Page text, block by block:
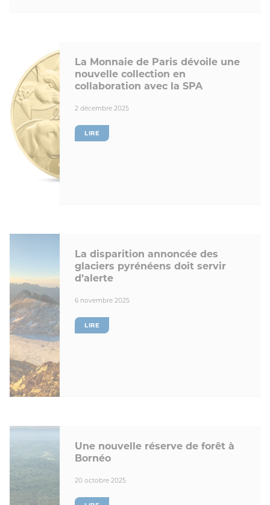
La Monnaie de Paris dévoile une
nouvelle collection en
collaboration avec la SPA
2 décembre 2025
LIRE
La disparition annoncée des
glaciers pyrénéens doit servir
d’alerte
6 novembre 2025
LIRE
Une nouvelle réserve de forêt à
Bornéo
20 octobre 2025